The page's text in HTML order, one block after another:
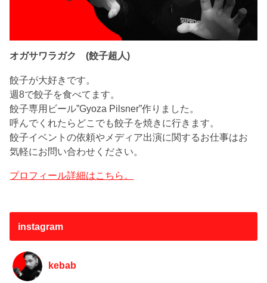
オガサワラガク (餃子超人)
餃子が大好きです。
週8で餃子を食べてます。
餃子専用ビール”Gyoza Pilsner”作りました。
呼んでくれたらどこでも餃子を焼きに行きます。
餃子イベントの依頼やメディア出演に関するお仕事はお
気軽にお問い合わせください。
プロフィール詳細はこちら。
instagram
kebab